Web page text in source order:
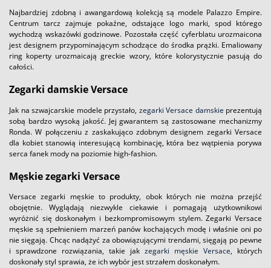
Najbardziej zdobną i awangardową kolekcją są modele Palazzo Empire.
Centrum tarcz zajmuje pokaźne, odstające logo marki, spod którego
wychodzą wskazówki godzinowe. Pozostała część cyferblatu urozmaicona
jest designem przypominającym schodzące do środka prążki. Emaliowany
ring koperty urozmaicają greckie wzory, które kolorystycznie pasują do
całości.
Zegarki damskie Versace
Jak na szwajcarskie modele przystało, zegarki Versace damskie prezentują
sobą bardzo wysoką jakość. Jej gwarantem są zastosowane mechanizmy
Ronda. W połączeniu z zaskakująco zdobnym designem zegarki Versace
dla kobiet stanowią interesującą kombinację, która bez wątpienia porywa
serca fanek mody na poziomie high-fashion.
Męskie zegarki Versace
Versace zegarki męskie to produkty, obok których nie można przejść
obojętnie. Wyglądają niezwykle ciekawie i pomagają użytkownikowi
wyróżnić się doskonałym i bezkompromisowym stylem. Zegarki Versace
męskie są spełnieniem marzeń panów kochających modę i właśnie oni po
nie sięgają. Chcąc nadążyć za obowiązującymi trendami, sięgają po pewne
i sprawdzone rozwiązania, takie jak zegarki męskie Versace, których
doskonały styl sprawia, że ich wybór jest strzałem doskonałym.